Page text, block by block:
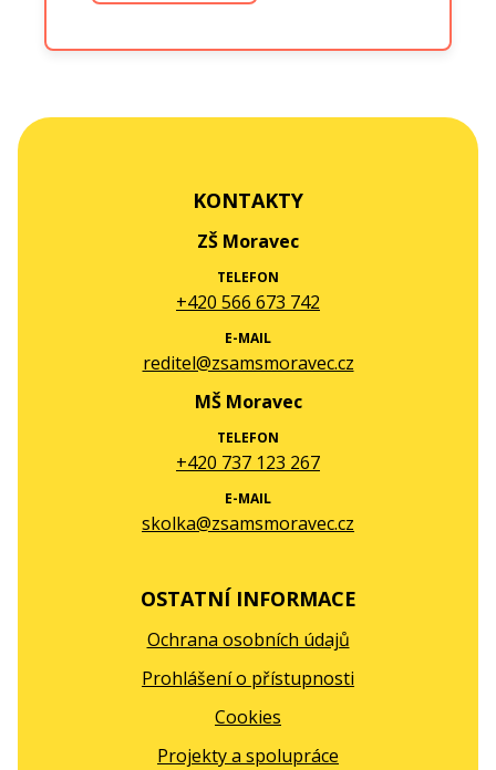
KONTAKTY
ZŠ Moravec
TELEFON
+420 566 673 742
E-MAIL
reditel@zsamsmoravec.cz
MŠ Moravec
TELEFON
+420 737 123 267
E-MAIL
skolka@zsamsmoravec.cz
OSTATNÍ INFORMACE
Ochrana osobních údajů
Prohlášení o přístupnosti
Cookies
Projekty a spolupráce